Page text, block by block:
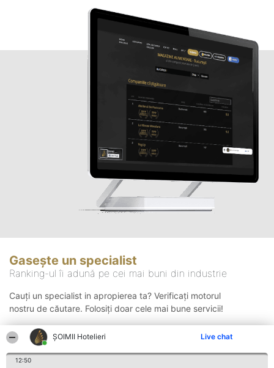
ȘOIMII Hotelieri Live chat
12:50
Gasește un specialist
Ranking-ul îi adună pe cei mai buni din industrie
Cauți un specialist in apropierea ta? Verificați motorul
nostru de căutare. Folosiți doar cele mai bune servicii!